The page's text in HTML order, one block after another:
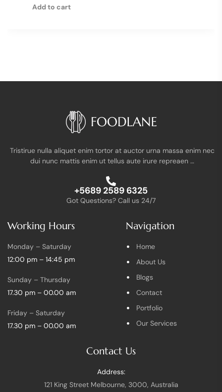
Add to cart
Tristirue nulla aliquet enim tortor at auctor urna massa enim nec
dui nunc mattis enim ut tellus aute irure repreaen …
+5689 2589 6325
Got Questions? Call us 24/7
Working Hours
Monday – Saturday
12:00 pm – 14:45 pm
Sunday – Thursday
17.30 pm – 00.00 am
Friday – Saturday
17.30 pm – 00.00 am
Navigation
Home
About Us
Blogs
Contact
Portfolio
Our Services
Contact Us
Address:
121 King Street Melbourne, 3000, Australia